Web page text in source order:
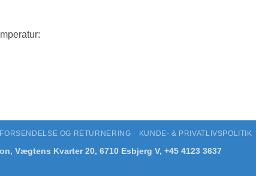
FORSENDELSE OG RETURNERING KUNDE- & PRIVATLIVSPOLITIK
Vægtens Kvarter 20, 6710 Esbjerg V, +45 4123 3637